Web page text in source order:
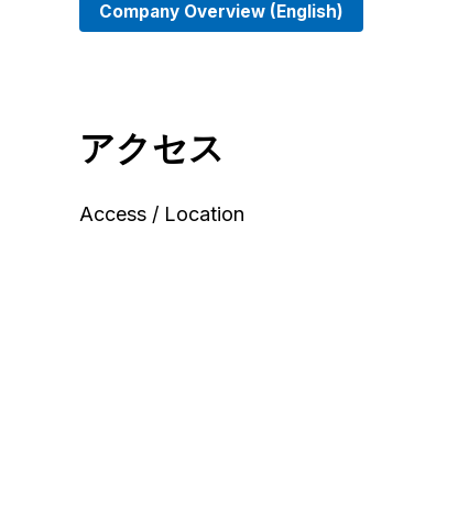
Company Overview (English)
アクセス
Access / Location